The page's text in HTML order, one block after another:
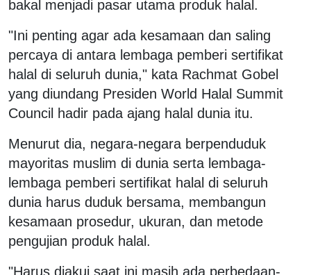
bakal menjadi pasar utama produk halal.
"Ini penting agar ada kesamaan dan saling
percaya di antara lembaga pemberi sertifikat
halal di seluruh dunia," kata Rachmat Gobel
yang diundang Presiden World Halal Summit
Council hadir pada ajang halal dunia itu.
Menurut dia, negara-negara berpenduduk
mayoritas muslim di dunia serta lembaga-
lembaga pemberi sertifikat halal di seluruh
dunia harus duduk bersama, membangun
kesamaan prosedur, ukuran, dan metode
pengujian produk halal.
"Harus diakui saat ini masih ada perbedaan-